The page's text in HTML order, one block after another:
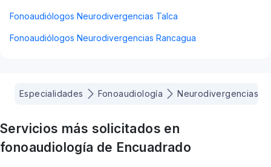
Fonoaudiólogos Neurodivergencias Talca
Fonoaudiólogos Neurodivergencias Rancagua
Especialidades Fonoaudiología Neurodivergencias
Servicios más solicitados en
fonoaudiología de Encuadrado